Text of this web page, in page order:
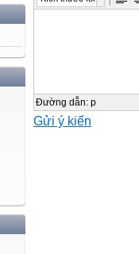
Lớp
đạt đư c c c yêu
học sinh sẽ ….
Đường dẫn: p
Gửi ý kiến